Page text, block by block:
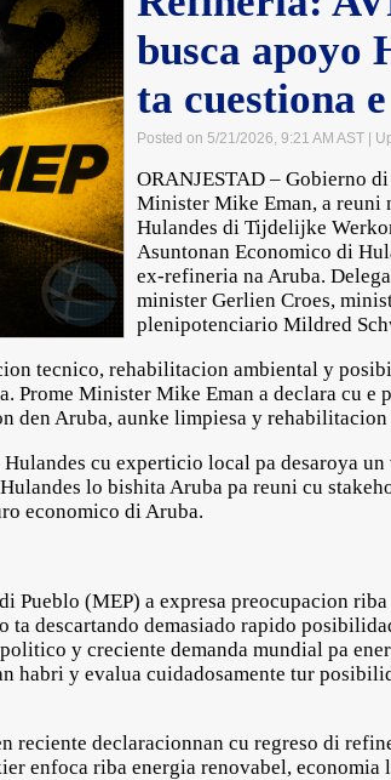
busca apoyo
ta cuestiona
Posted on 5/21/2026, 9:21 AM AST |
ORANJESTAD – Gobierno
Minister Mike Eman, a reuni
Hulandes di Tijdelijke
Asuntonan Economico di
ex-refineria na Aruba.
minister Gerlien Croes,
plenipotenciario Mildred
tecnico, rehabilitacion ambiental y
Prome Minister Mike Eman a declara cu
Aruba, aunke limpiesa y rehabilitacion
cu experticio local pa desaroya
lo bishita Aruba pa reuni cu
economico di Aruba.
(MEP) a expresa preocupacion
ta descartando demasiado rapido
y creciente demanda mundial pa
habri y evalua cuidadosamente tur
reciente declaracionnan cu regreso di
enfoca riba energia renovabel,